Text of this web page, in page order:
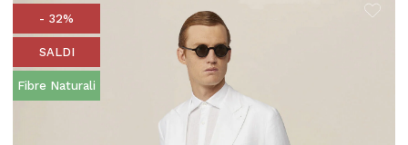
- 32%
SALDI
Fibre Naturali